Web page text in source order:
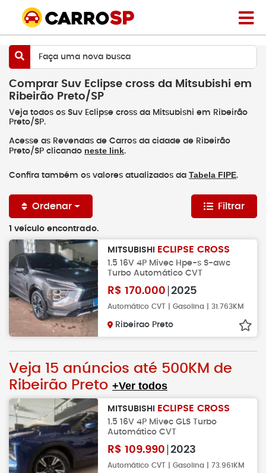
Faça uma nova busca
Comprar Suv Eclipse cross da Mitsubishi em
Ribeirão Preto/SP
Veja todos os Suv Eclipse cross da Mitsubishi em Ribeirão
Preto/SP.
Acesse as Revendas de Carros da cidade de Ribeirão
Preto/SP clicando neste link.
Confira também os valores atualizados da Tabela FIPE.
Ordenar Filtrar
1 veículo encontrado.
MITSUBISHI ECLIPSE CROSS
1.5 16V 4P Mivec Hpe-s S-awc
Turbo Automático CVT
R$ 170.000 2025
Automático CVT | Gasolina | 31.763KM
Ribeirao Preto
Veja 15 anúncios até 500KM de
Ribeirão Preto +Ver todos
MITSUBISHI ECLIPSE CROSS
1.5 16V 4P Mivec GLS Turbo
Automático CVT
R$ 109.990 2023
Automático CVT | Gasolina | 73.961KM